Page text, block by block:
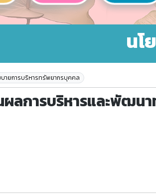
นโ
บายการบริหารทรัพยากรบุคคล
ผลการบริหารและพัฒน